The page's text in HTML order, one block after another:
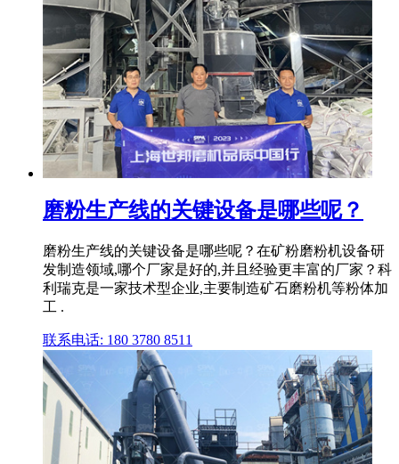
磨粉生产线的关键设备是哪些呢？
磨粉生产线的关键设备是哪些呢？在矿粉磨粉机设备研
发制造领域,哪个厂家是好的,并且经验更丰富的厂家？科
利瑞克是一家技术型企业,主要制造矿石磨粉机等粉体加
工 .
联系电话: 180 3780 8511